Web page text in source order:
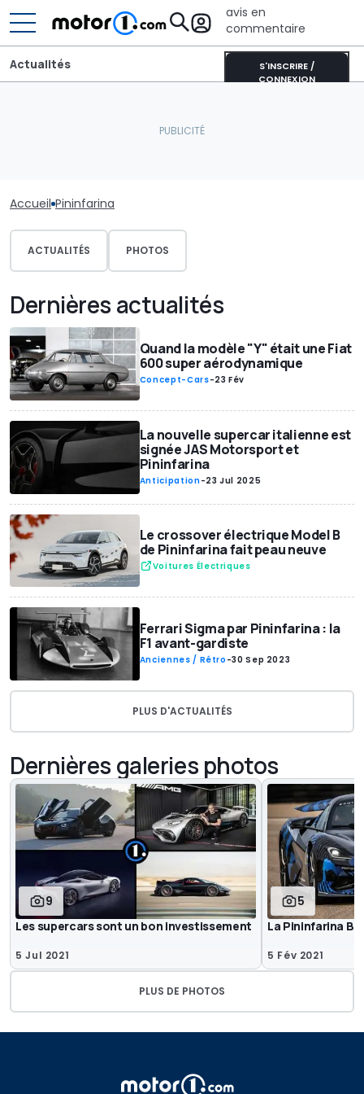
avis en
commentaire
S'INSCRIRE /
CONNEXION
Actualités
Accueil Pininfarina
ACTUALITÉS PHOTOS
Dernières actualités
Quand la modèle "Y" était une Fiat
600 super aérodynamique
Concept-Cars-23 Fév
La nouvelle supercar italienne est
signée JAS Motorsport et
Pininfarina
Anticipation-23 Jul 2025
Le crossover électrique Model B
de Pininfarina fait peau neuve
Voitures Électriques
Ferrari Sigma par Pininfarina : la
F1 avant-gardiste
Anciennes / Rétro -30 Sep 2023
PLUS D'ACTUALITÉS
Dernières galeries photos
9
Les supercars sont un bon investissement
5 Jul 2021
5
La Pininfarina
5 Fév 2021
PLUS DE PHOTOS